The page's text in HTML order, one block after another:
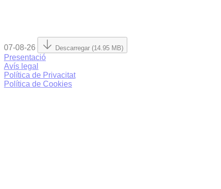
07-08-26 Descarregar (14.95 MB)
Presentació
Avís legal
Política de Privacitat
Política de Cookies